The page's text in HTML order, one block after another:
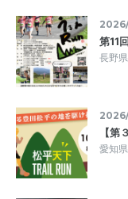
第11
長野
【第
愛知